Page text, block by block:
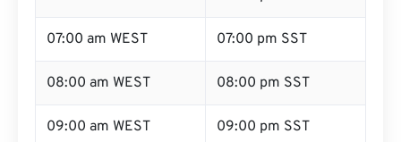
07:00 am WEST 07:00 pm SST
08:00 am WEST 08:00 pm SST
09:00 am WEST 09:00 pm SST